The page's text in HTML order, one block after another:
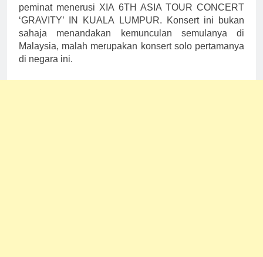
peminat menerusi XIA 6TH ASIA TOUR CONCERT
‘GRAVITY’ IN KUALA LUMPUR. Konsert ini bukan
sahaja menandakan kemunculan semulanya di
Malaysia, malah merupakan konsert solo pertamanya
di negara ini.